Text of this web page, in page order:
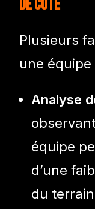
de côté
Plusieurs
une
Analyse
équipe
d’une
du